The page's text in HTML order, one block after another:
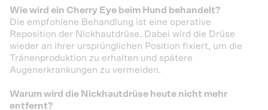
Wie wird ein Cherry Eye beim Hund behandelt?
Die empfohlene Behandlung ist eine operative
Reposition der Nickhautdrüse. Dabei wird die Drüse
wieder an ihrer ursprünglichen Position fixiert, um die
Tränenproduktion zu erhalten und spätere
Augenerkrankungen zu vermeiden.
Warum wird die Nickhautdrüse heute nicht mehr
entfernt?